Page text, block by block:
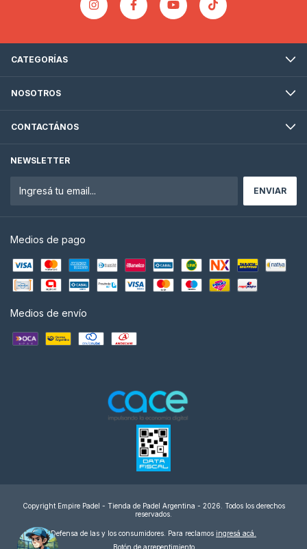
CATEGORÍAS
NOSOTROS
CONTACTÁNOS
NEWSLETTER
Medios de pago
Medios de envío
Copyright Empire Padel - Tienda de Padel Argentina - 2026. Todos los derechos
reservados.
Defensa de las y los consumidores. Para reclamos ingresá acá.
Botón de arrepentimiento